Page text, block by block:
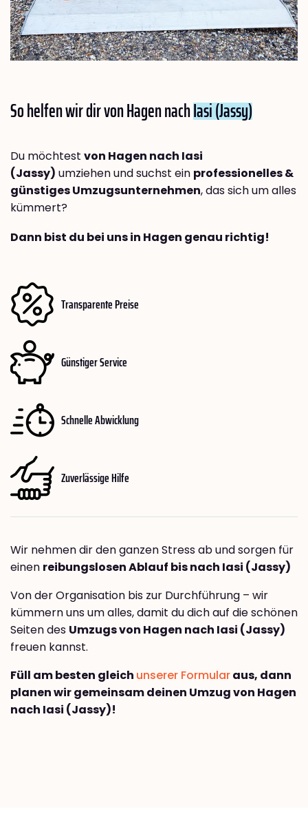
So helfen wir dir von Hagen nachIasi (Jassy)
Du möchtest von Hagen nach Iasi
(Jassy) umziehen und suchst ein professionelles &
günstiges Umzugsunternehmen, das sich um alles
kümmert?
Dann bist du bei uns in Hagen genau richtig!
Transparente Preise
Günstiger Service
Schnelle Abwicklung
Zuverlässige Hilfe
Wir nehmen dir den ganzen Stress ab und sorgen für
einen reibungslosen Ablauf bis nach Iasi (Jassy)
Von der Organisation bis zur Durchführung – wir
kümmern uns um alles, damit du dich auf die schönen
Seiten des Umzugs von Hagen nach Iasi (Jassy)
freuen kannst.
Füll am besten gleich unserer Formularaus, dann
planen wir gemeinsam deinen Umzug von Hagen
nach Iasi (Jassy)!